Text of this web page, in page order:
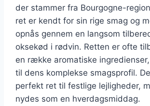
der stammer fra Bourgogne-
ret er kendt for sin rige smag og
opnås gennem en langsom
oksekød i rødvin. Retten er ofte
en række aromatiske
til dens komplekse smagsprofil.
perfekt ret til festlige lejligheder,
nydes som en hverdagsmiddag.